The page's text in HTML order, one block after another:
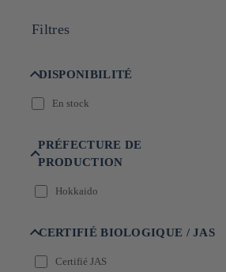
o
:
Filtres
DISPONIBILITÉ
En stock
PRÉFECTURE DE
PRODUCTION
Hokkaido
CERTIFIÉ BIOLOGIQUE / JAS
Certifié JAS